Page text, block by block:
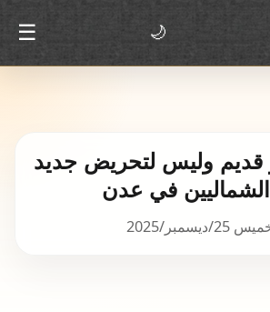
🌙
☰
قديم وليس لتحريض جديد
في عدن
25/ديسمبر/2025